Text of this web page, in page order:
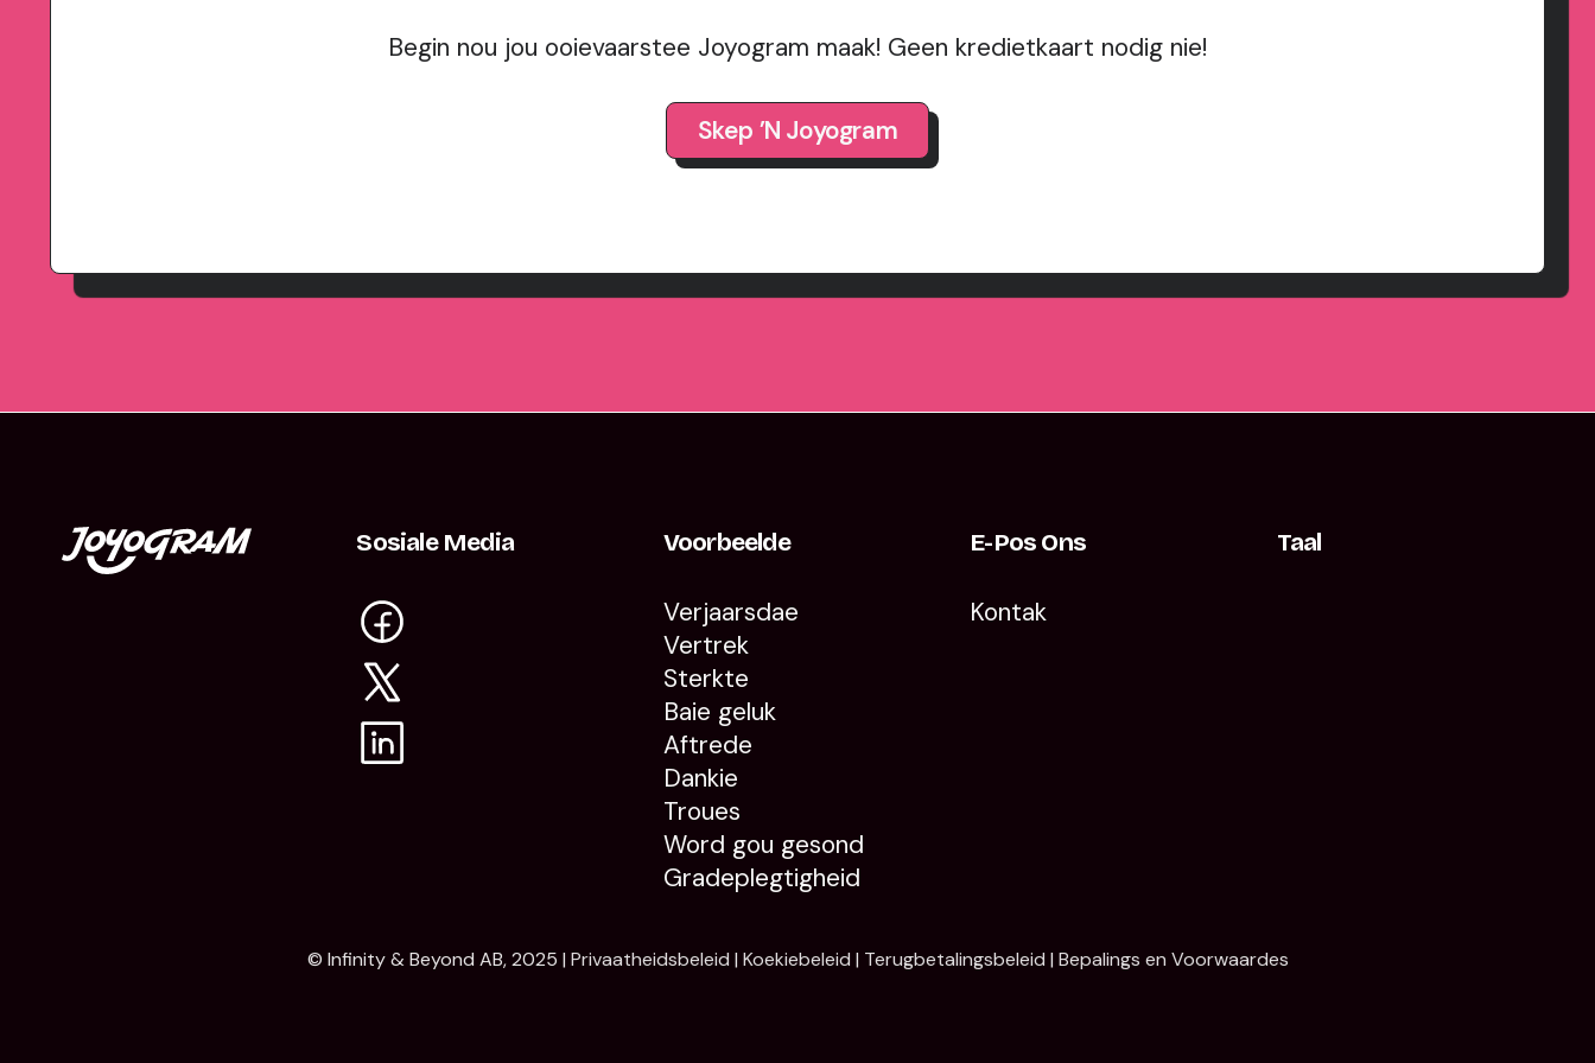
Begin nou jou ooievaarstee Joyogram maak! Geen kredietkaart nodig nie!
Skep ’n Joyogram
Sosiale Media Voorbeelde
Verjaarsdae
Vertrek
Sterkte
Baie geluk
Aftrede
Dankie
Troues
Word gou gesond
Gradeplegtigheid
E-Pos Ons
Kontak
Taal
© Infinity & Beyond AB, 2025 | Privaatheidsbeleid | Koekiebeleid | Terugbetalingsbeleid | Bepalings en Voorwaardes